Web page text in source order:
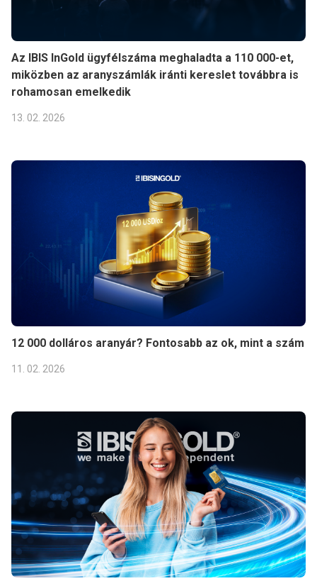
Az IBIS InGold ügyfélszáma meghaladta a 110 000-et,
miközben az aranyszámlák iránti kereslet továbbra is
rohamosan emelkedik
13. 02. 2026
12 000 dolláros aranyár? Fontosabb az ok, mint a szám
11. 02. 2026